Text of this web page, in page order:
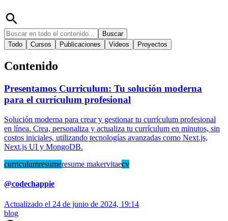
Buscar
Todo
Cursos Publicaciones Videos Proyectos
Contenido
Presentamos Curriculum: Tu solución moderna
para el currículum profesional
Solución moderna para crear y gestionar tu currículum profesional
en línea. Crea, personaliza y actualiza tu currículum en minutos, sin
costos iniciales, utilizando tecnologías avanzadas como Next.js,
Next.js UI y MongoDB.
curriculumresumeresume makervitaecv
@codechappie
Actualizado el 24 de junio de 2024, 19:14
blog